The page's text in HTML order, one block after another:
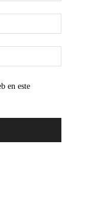
web:
en este